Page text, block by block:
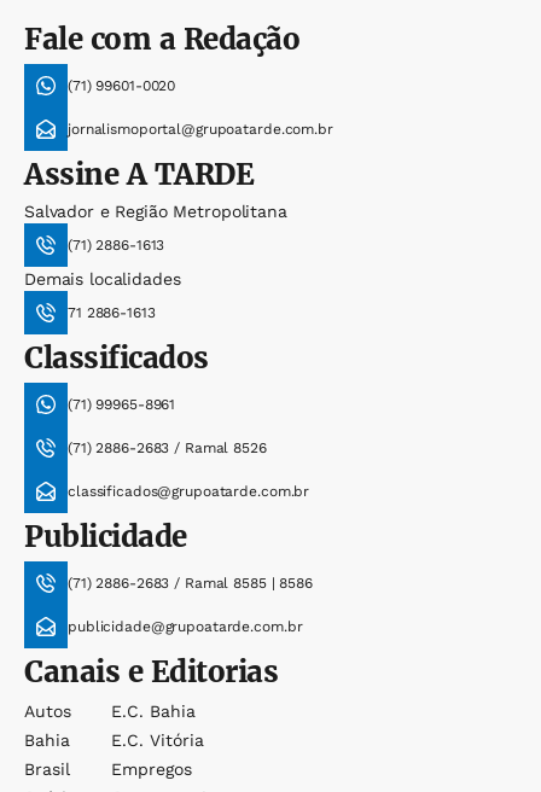
Fale com a Redação
(71) 99601-0020
jornalismoportal@grupoatarde.com.br
AssineA TARDE
Salvador e Região Metropolitana
(71) 2886-1613
Demais localidades
71 2886-1613
Classificados
(71) 99965-8961
(71) 2886-2683 / Ramal 8526
classificados@grupoatarde.com.br
Publicidade
(71) 2886-2683 / Ramal 8585 | 8586
publicidade@grupoatarde.com.br
Canais e Editorias
Autos
Bahia
Brasil
E.c. Bahia
E.c. Vitória
Empregos